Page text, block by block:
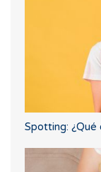
Spotting: